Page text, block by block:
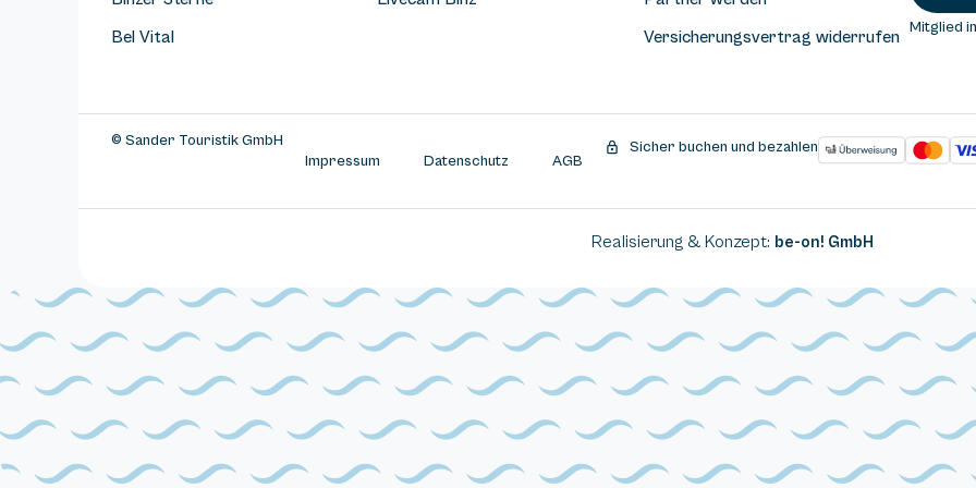
Bel Vital
Versicherungsvertrag widerrufen Mitglied
© Sander Touristik GmbH
Impressum
Datenschutz AGB
Sicher buchen und bezahlen
Realisierung & Konzept: be-on! GmbH